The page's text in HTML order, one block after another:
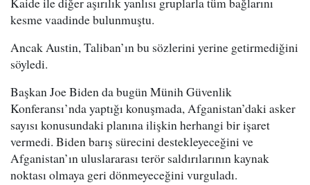
kesme vaadinde bulunmuştu.
Ancak Austin, Taliban’ın bu sözlerini yerine getirmediğini
söyledi.
Başkan Joe Biden da bugün Münih Güvenlik
Konferansı’nda yaptığı konuşmada, Afganistan’daki asker
sayısı konusundaki planına ilişkin herhangi bir işaret
vermedi. Biden barış sürecini destekleyeceğini ve
Afganistan’ın uluslararası terör saldırılarının kaynak
noktası olmaya geri dönmeyeceğini vurguladı.